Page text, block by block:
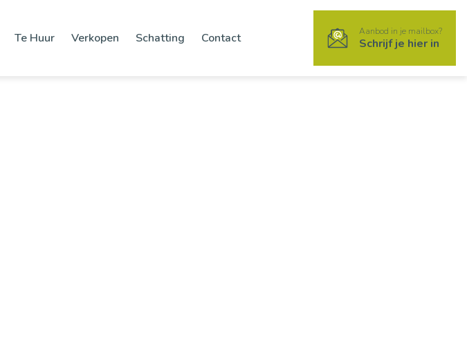
Te Huur Verkopen Schatting Contact Aanbod in je mailbox?
Schrijf je hier in